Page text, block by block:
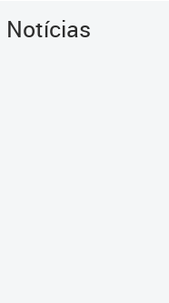
Notícias